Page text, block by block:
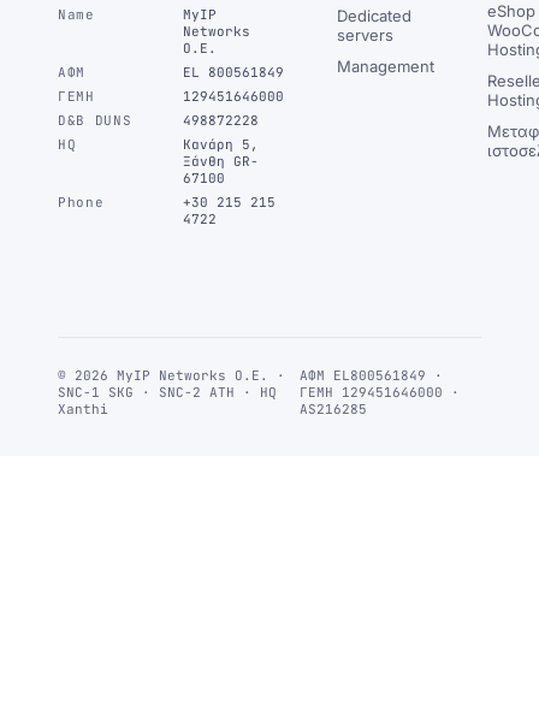
Name
MyIP
Networks
Ο.Ε.
ΑΦΜ
EL 800561849
ΓΕΜΗ
129451646000
D&B DUNS
498872228
HQ
Κανάρη 5,
Ξάνθη GR-
67100
Phone
+30 215 215
4722
Dedicated
servers
Management
© 2026 MyIP Networks Ο.Ε. ·
SNC-1 SKG · SNC-2 ATH · HQ
Xanthi
ΑΦΜ EL800561849 ·
ΓΕΜΗ 129451646000 ·
AS216285